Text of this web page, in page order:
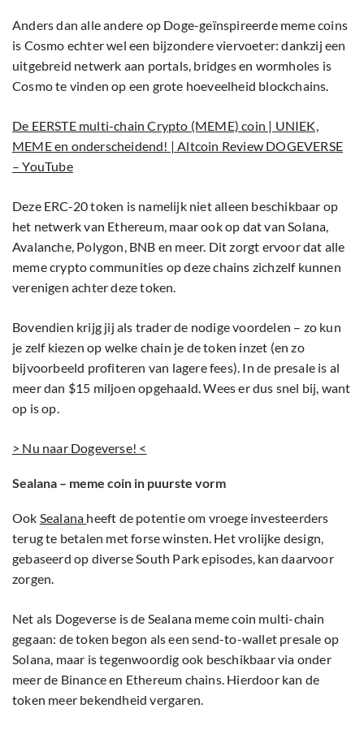
Anders dan alle andere op Doge-geïnspireerde meme coins
is Cosmo echter wel een bijzondere viervoeter: dankzij een
uitgebreid netwerk aan portals, bridges en wormholes is
Cosmo te vinden op een grote hoeveelheid blockchains.
De EERSTE multi-chain Crypto (MEME) coin | UNIEK,
MEME en onderscheidend! | Altcoin Review DOGEVERSE
– YouTube
Deze ERC-20 token is namelijk niet alleen beschikbaar op
het netwerk van Ethereum, maar ook op dat van Solana,
Avalanche, Polygon, BNB en meer. Dit zorgt ervoor dat alle
meme crypto communities op deze chains zichzelf kunnen
verenigen achter deze token.
Bovendien krijg jij als trader de nodige voordelen – zo kun
je zelf kiezen op welke chain je de token inzet (en zo
bijvoorbeeld profiteren van lagere fees). In de presale is al
meer dan $15 miljoen opgehaald. Wees er dus snel bij, want
op is op.
> Nu naar Dogeverse! <
Sealana – meme coin in puurste vorm
Ook Sealana heeft de potentie om vroege investeerders
terug te betalen met forse winsten. Het vrolijke design,
gebaseerd op diverse South Park episodes, kan daarvoor
zorgen.
Net als Dogeverse is de Sealana meme coin multi-chain
gegaan: de token begon als een send-to-wallet presale op
Solana, maar is tegenwoordig ook beschikbaar via onder
meer de Binance en Ethereum chains. Hierdoor kan de
token meer bekendheid vergaren.